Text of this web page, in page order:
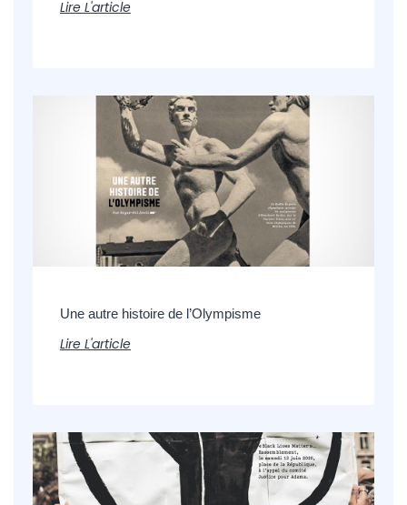
Lire L'article
Une autre histoire de l’Olympisme
Lire L'article